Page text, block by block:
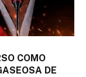
COMO
DE